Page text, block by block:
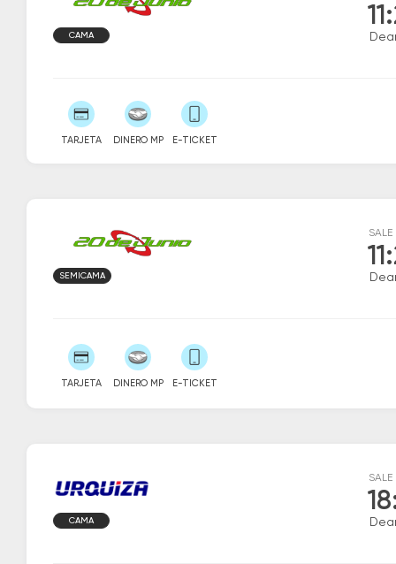
CAMA
TARJETA DINERO MP E-TICKET
SALE
SEMICAMA
TARJETA DINERO MP E-TICKET
SALE
CAMA